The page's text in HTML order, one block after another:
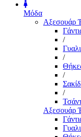
Μόδα
Αξεσουάρ
/
/
/
/
Αξεσουάρ